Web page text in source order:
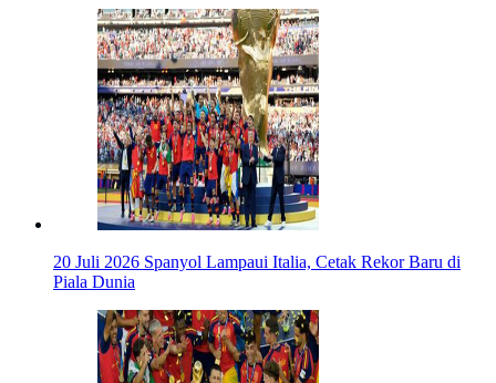
20 Juli 2026 Spanyol Lampaui Italia, Cetak Rekor Baru di
Piala Dunia